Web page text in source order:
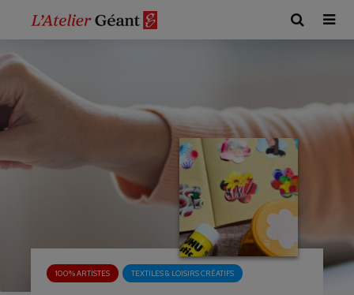
100% ARTISTES TEXTILES & LOISIRS CRÉATIFS